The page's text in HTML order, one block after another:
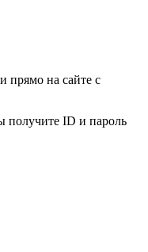
прямо на сайте с
получите ID и пароль